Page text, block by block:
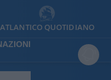
ATLANTICO QUOTIDIANO